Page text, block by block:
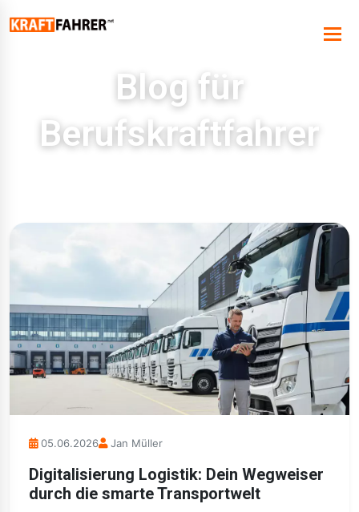
Blog für
Berufskraftfahrer
05.06.2026 Jan Müller
Digitalisierung Logistik: Dein Wegweiser
durch die smarte Transportwelt